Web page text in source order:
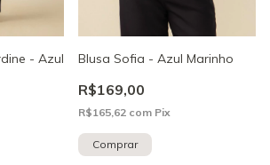
- Azul
Blusa Sofia - Azul Marinho
R$169,00
R$165,62 com Pix
Comprar